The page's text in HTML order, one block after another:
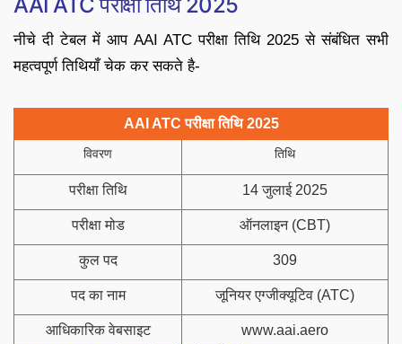
नीचे दी टेबल में आप AAI ATC परीक्षा तिथि 2025 से संबंधित सभी
महत्वपूर्ण तिथियाँ चेक कर सकते है-
AAI ATC परीक्षा तिथि 2025
विवरण तिथि
परीक्षा तिथि 14 जुलाई 2025
परीक्षा मोड ऑनलाइन (CBT)
कुल पद 309
पद का नाम जूनियर एग्जीक्यूटिव (ATC)
आधिकारिक वेबसाइट www.aai.aero